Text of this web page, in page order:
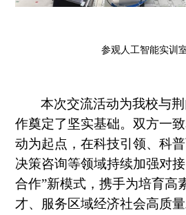
参观人工智能实训
本次交流活动为我校与
作奠定了坚实基础。双方一
动为起点，在科技引领、科
决策咨询等领域持续加强对
合作”新模式，携手为培育高
才、服务区域经济社会高质